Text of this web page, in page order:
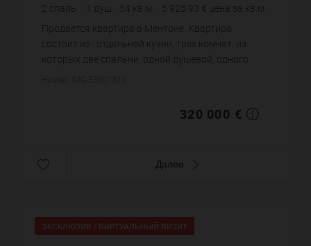
2 спаль. душ 54 кв.м. 5 925,93 €
цена за кв.м.
Продается квартира в Ментоне. Квартира
состоит из : отдельной кухни, трех комнат, из
которых две спальни, одной душевой, одного
320 000 €
Далее
ЭКСКЛЮЗИВ / ВИРТУАЛЬНЫЙ ВИЗИТ